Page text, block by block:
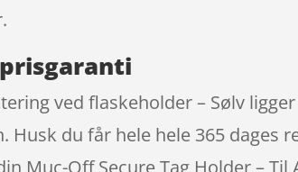
ved flaskeholder – Sølv
du får hele hele 365 dages
Muc-Off Secure Tag Holder – Til